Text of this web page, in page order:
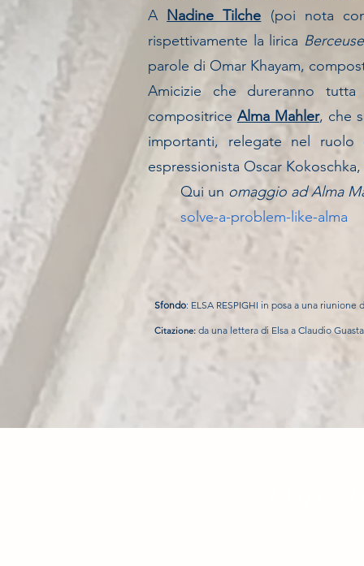
A Nadine Tilche (poi nota
rispettivamente la lirica
parole di Omar Khayam,
Amicizie che dureranno
compositrice Alma Mahler, che
importanti, relegate nel
espressionista Oscar
Qui un omaggio ad Alma
solve-a-problem-like-alma
Sfondo: ELSA RESPIGHI in posa a una riunione
Citazione: da una lettera di Elsa a Claudio